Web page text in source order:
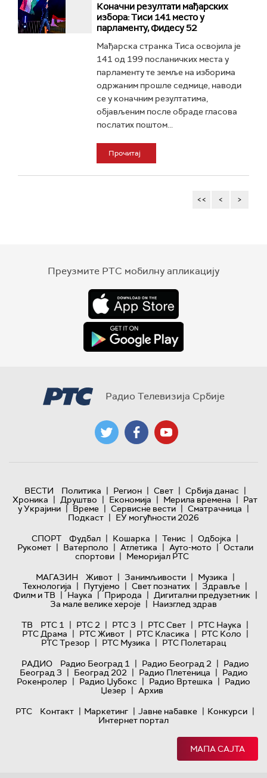
Коначни резултати мађарских
избора: Тиси 141 место у
парламенту, Фидесу 52
Мађарска странка Тиса освојила је
141 од 199 посланичких места у
парламенту те земље на изборима
одржаним прошле седмице, наводи
се у коначним резултатима,
објављеним после обраде гласова
послатих поштом...
Прочитај
<< < >
Преузмите РТС мобилну апликацију
Радио Телевизија Србије
ВЕСТИ Политика | Регион | Свет | Србија данас |
Хроника | Друштво | Економија | Мерила времена | Рат
у Украјини | Време | Сервисне вести | Сматрачница |
Подкаст | ЕУ могућности 2026
СПОРТ
Фудбал | Кошарка | Тенис | Одбојка |
Рукомет | Ватерполо | Атлетика | Ауто-мото | Остали
спортови | Меморијал РТС
МАГАЗИН
Живот | Занимљивости | Музика |
Технологијa | Путујемо | Свет познатих | Здравље |
Филм и ТВ | Наука | Природа | Дигитални предузетник |
За мале велике хероје | Наизглед здрав
ТВ
РТС 1 | РТС 2 | РТС 3 | РТС Свет | РТС Наука |
РТС Драма | РТС Живот | РТС Класика | РТС Коло |
РТС Трезор | РТС Музика | РТС Полетарац
РАДИО
Радио Београд 1 | Радио Београд 2 | Радио
Београд 3 | Београд 202 | Радио Плетеница | Радио
Рокенролер | Радио Џубокс | Радио Вртешка | Радио
Џезер | Архив
РТС
Контакт | Маркетинг | Јавне набавке | Конкурси |
Интернет портал
МАПА САЈТА